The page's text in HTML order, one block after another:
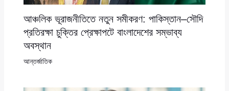
আঞ্চলিক ভূরাজনীতিতে নতুন সমীকরণ: পাকিস্তান–সৌদি
প্রতিরক্ষা চুক্তির প্রেক্ষাপটে বাংলাদেশের সম্ভাব্য
অবস্থান
আন্তর্জাতিক